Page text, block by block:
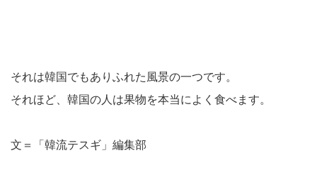
それは韓国でもありふれた風景の一つです。
それほど、韓国の人は果物を本当によく食べます。
文＝「韓流テスギ」編集部